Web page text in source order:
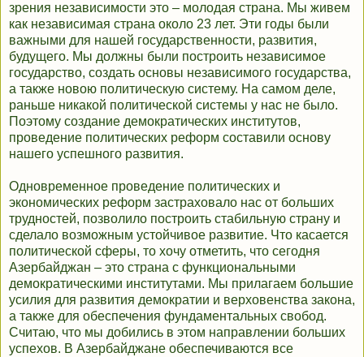
зрения независимости это – молодая страна. Мы живем
как независимая страна около 23 лет. Эти годы были
важными для нашей государственности, развития,
будущего. Мы должны были построить независимое
государство, создать основы независимого государства,
а также новою политическую систему. На самом деле,
раньше никакой политической системы у нас не было.
Поэтому создание демократических институтов,
проведение политических реформ составили основу
нашего успешного развития.
Одновременное проведение политических и
экономических реформ застраховало нас от больших
трудностей, позволило построить стабильную страну и
сделало возможным устойчивое развитие. Что касается
политической сферы, то хочу отметить, что сегодня
Азербайджан – это страна с функциональными
демократическими институтами. Мы прилагаем большие
усилия для развития демократии и верховенства закона,
а также для обеспечения фундаментальных свобод.
Считаю, что мы добились в этом направлении больших
успехов. В Азербайджане обеспечиваются все